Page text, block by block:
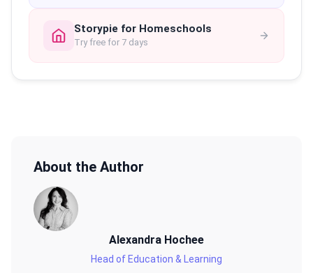
Storypie for Homeschools
Try free for 7 days
About the Author
Alexandra Hochee
Head of Education & Learning